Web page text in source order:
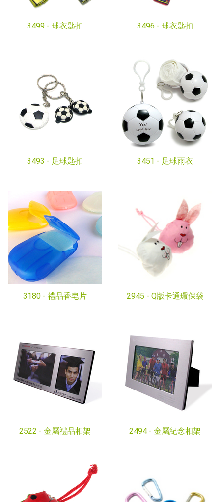
3499 - 球衣匙扣 3496 - 球衣匙扣
3493 - 足球匙扣 3451 - 足球雨衣
3180 - 禮品香皂片 2945 - Q版卡通環保袋
2522 - 金屬禮品相架 2494 - 金屬紀念相架